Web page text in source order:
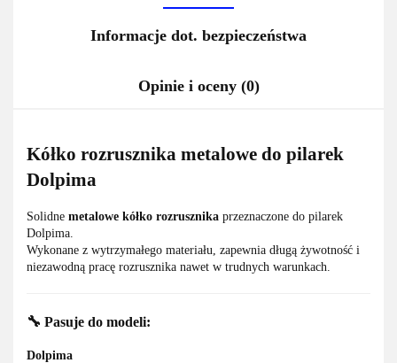
Informacje dot. bezpieczeństwa
Opinie i oceny (0)
Kółko rozrusznika metalowe do pilarek
Dolpima
Solidne metalowe kółko rozrusznika przeznaczone do pilarek
Dolpima.
Wykonane z wytrzymałego materiału, zapewnia długą żywotność i
niezawodną pracę rozrusznika nawet w trudnych warunkach.
🔧 Pasuje do modeli:
Dolpima